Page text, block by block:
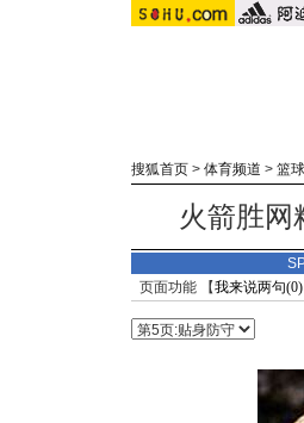
搜狐首页 > 体育频道 > 篮
火箭胜网
页面功能 【我来说两句(0)